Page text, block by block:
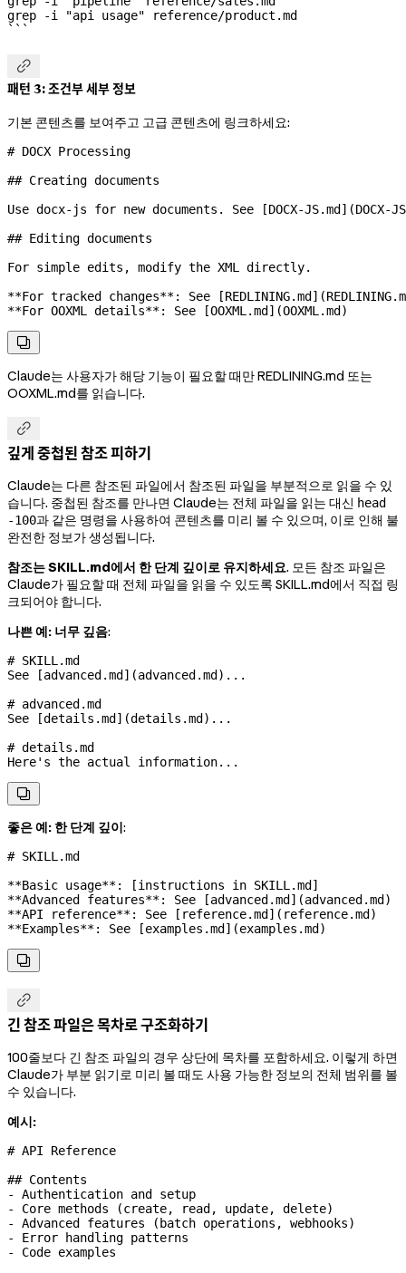
grep -i "api usage" reference/product.md
```

패턴 3: 조건부 세부 정보
기본 콘텐츠를 보여주고 고급 콘텐츠에 링크하세요:
# DOCX Processing
## Creating documents
Use docx-js for new documents. See [DOCX-JS.md](DOCX-
## Editing documents
For simple edits, modify the XML directly.
**For tracked changes**: See [REDLINING.md](
**For OOXML details**: See [OOXML.md](OOXML.md)

Claude는 사용자가 해당 기능이 필요할 때만 REDLINING.md 또는
OOXML.md를 읽습니다.

깊게 중첩된 참조 피하기
Claude는 다른 참조된 파일에서 참조된 파일을 부분적으로 읽을 수 있
습니다. 중첩된 참조를 만나면 Claude는 전체 파일을 읽는 대신 head
-100과 같은 명령을 사용하여 콘텐츠를 미리 볼 수 있으며, 이로 인해 불
완전한 정보가 생성됩니다.
참조는 SKILL.md에서 한 단계 깊이로 유지하세요. 모든 참조 파일은
Claude가 필요할 때 전체 파일을 읽을 수 있도록 SKILL.md에서 직접 링
크되어야 합니다.
나쁜 예: 너무 깊음:
# SKILL.md
See [advanced.md ](advanced.md )...
# advanced.md
See [details.md ](details.md )...
# details.md
Here's the actual information...

좋은 예: 한 단계 깊이:
# SKILL.md
**Basic usage**: [instructions in SKILL.md]
**Advanced features**: See [advanced.md ](advanced.md )
**API reference**: See [ reference.md ]( reference.md )
**Examples**: See [examples.md ](examples.md )


긴 참조 파일은 목차로 구조화하기
100줄보다 긴 참조 파일의 경우 상단에 목차를 포함하세요. 이렇게 하면
Claude가 부분 읽기로 미리 볼 때도 사용 가능한 정보의 전체 범위를 볼
수 있습니다.
예시:
# API Reference
## Contents
-
Authentication and setup
-
Core methods (create, read, update, delete)
-
Advanced features (batch operations, webhooks)
-
Error handling patterns
-
Code examples